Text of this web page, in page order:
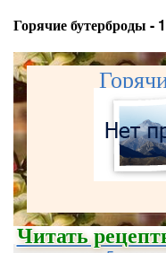
Горячие бутерброды -
Читать